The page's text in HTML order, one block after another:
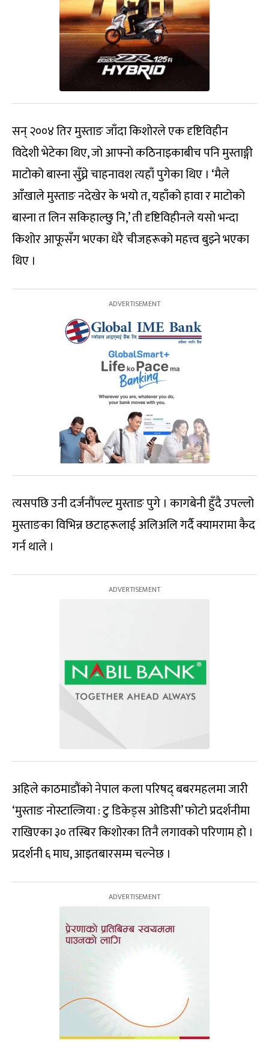
सन् २००४ तिर मुस्ताङ जाँदा किशोरले एक दृष्टिविहीन
विदेशी भेटेका थिए, जो आफ्नो कठिनाइकाबीच पनि मुस्ताङ्गी
माटोको बास्ना सुँघ्ने चाहनावश त्यहाँ पुगेका थिए । ‘मैले
आँखाले मुस्ताङ नदेखेर के भयो त, यहाँको हावा र माटोको
बास्ना त लिन सकिहाल्छु नि,’ ती दृष्टिविहीनले यसो भन्दा
किशोर आफूसँग भएका धेरै चीजहरूको महत्त्व बुझ्ने भएका
थिए ।
त्यसपछि उनी दर्जनौंपल्ट मुस्ताङ पुगे । कागबेनी हुँदै उपल्लो
मुस्ताङका विभिन्न छटाहरूलाई अलिअलि गर्दै क्यामरामा कैद
गर्न थाले ।
अहिले काठमाडौंको नेपाल कला परिषद् बबरमहलमा जारी
‘मुस्ताङ नोस्टाल्जिया : टु डिकेड्स ओडिसी’ फोटो प्रदर्शनीमा
राखिएका ३० तस्बिर किशोरका तिनै लगावको परिणाम हो ।
प्रदर्शनी ६ माघ, आइतबारसम्म चल्नेछ ।